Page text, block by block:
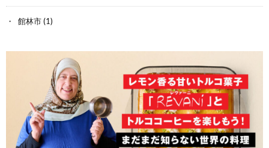
館林市(1)